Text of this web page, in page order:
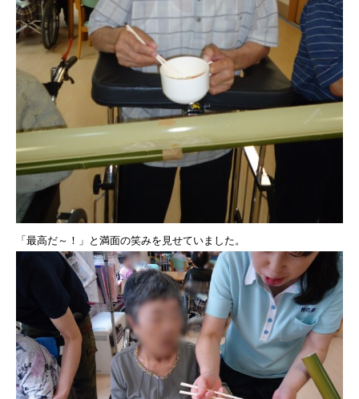
「最高だ～！」と満面の笑みを見せていました。